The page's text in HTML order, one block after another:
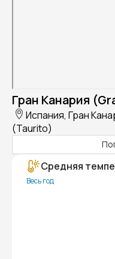
Гран Канария
Испания, Гран
(Taurito)
Средняя
Весь год